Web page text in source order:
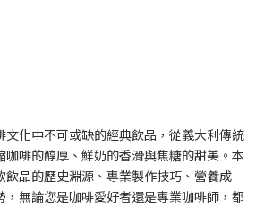
文化中不可或缺的經典飲品，從義大利傳統
咖啡的醇厚、鮮奶的香滑與焦糖的甜美。本
飲品的歷史淵源、專業製作技巧、營養成
，無論您是咖啡愛好者還是專業咖啡師，都